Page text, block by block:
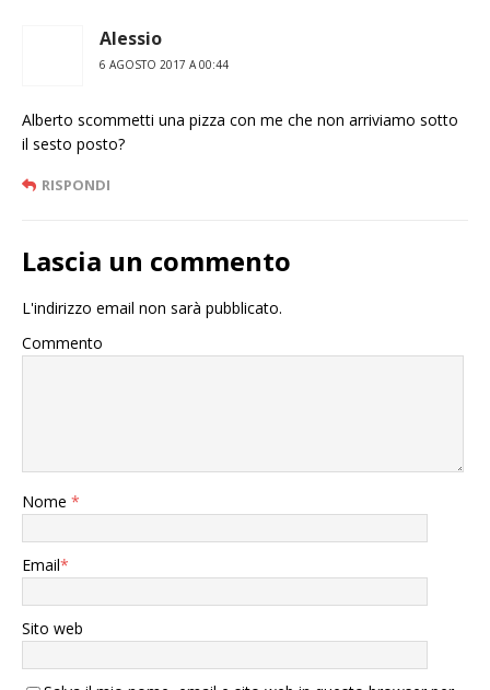
Alessio
6 AGOSTO 2017 A 00:44
Alberto scommetti una pizza con me che non arriviamo sotto
il sesto posto?
RISPONDI
Lascia un commento
L'indirizzo email non sarà pubblicato.
Commento
Nome *
Email*
Sito web